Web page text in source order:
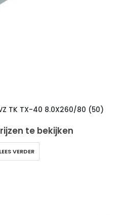
VZ TK TX-40 8.0X260/80 (50)
te bekijken
LEES VERDER